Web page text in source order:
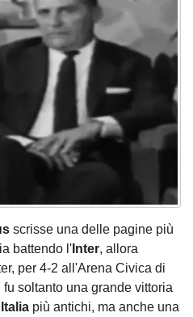
scrisse una delle pagine più
battendo l' Inter, allora
per 4-2 all'Arena Civica di
soltanto una grande vittoria
più antichi, ma anche una